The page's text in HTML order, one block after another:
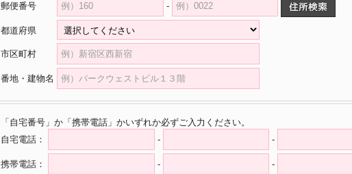
郵便番号 -
都道府県
市区町村
番地・建物名
「自宅番号」か「携帯電話」かいずれか必ずご入力ください。
自宅電話：
- -
携帯電話： - -